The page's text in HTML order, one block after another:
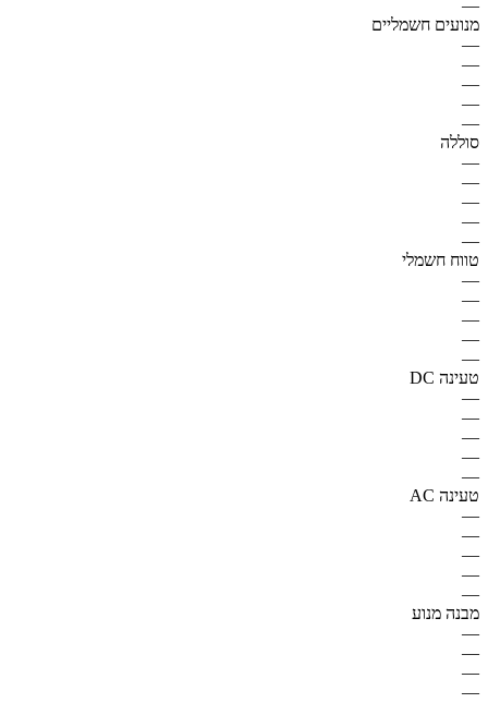
—
מנועים חשמליים
—
—
—
—
—
סוללה
—
—
—
—
—
טווח חשמלי
—
—
—
—
—
טעינה DC
—
—
—
—
—
טעינה AC
—
—
—
—
—
מבנה מנוע
—
—
—
—